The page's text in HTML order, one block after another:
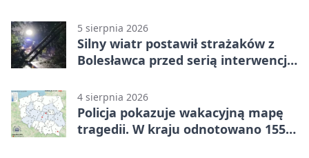
5 sierpnia 2026
Silny wiatr postawił strażaków z
Bolesławca przed serią interwencji -
4 sierpnia 2026
Policja pokazuje wakacyjną mapę
tragedii. W kraju odnotowano 155